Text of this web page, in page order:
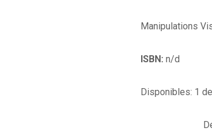
Manipulations
ISBN: n/d
Disponibles: 1